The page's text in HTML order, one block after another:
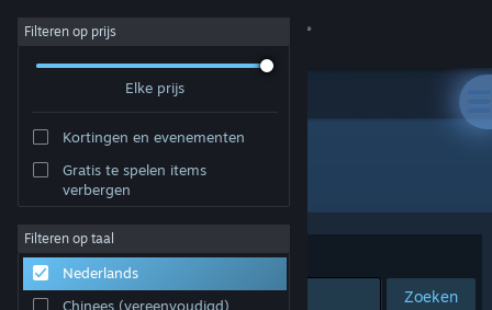
Inloggen
Community
Over
Ondersteuning
Filteren op prijs
Elke prijs
Kortingen en evenementen
Gratis te spelen items
verbergen
Filteren op taal
Nederlands
Chinees (vereenvoudigd)
Ontwikkelaar: Your Average Studio
Sorteren op Relevantie
Zoeken